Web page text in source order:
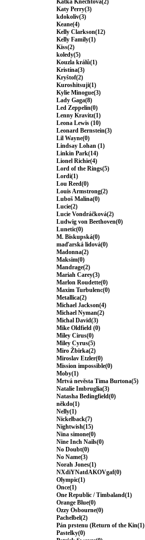
Katka Knechtová(2)
Katy Perry(3)
kdokoliv(3)
Keane(4)
Kelly Clarkson(12)
Kelly Family(1)
Kiss(2)
koledy(5)
Kouzla králů(1)
Kristína(3)
Kryštof(2)
Kuroshitsuji(1)
Kylie Minogue(3)
Lady Gaga(8)
Led Zeppelin(0)
Lenny Kravitz(1)
Leona Lewis (10)
Leonard Bernstein(3)
Lil Wayne(0)
Lindsay Lohan (1)
Linkin Park(14)
Lionel Richie(4)
Lord of the Rings(5)
Lordi(1)
Lou Reed(0)
Louis Armstrong(2)
Luboš Malina(0)
Lucie(2)
Lucie Vondráčková(2)
Ludwig von Beethoven(0)
Lunetic(0)
M. Biskupská(0)
maďarská lidová(0)
Madonna(2)
Maksim(0)
Mandrage(2)
Mariah Carey(3)
Marlon Roudette(0)
Maxim Turbulenc(0)
Metallica(2)
Michael Jackson(4)
Michael Nyman(2)
Michal David(3)
Mike Oldfield (0)
Miley Cirus(0)
Miley Cyrus(5)
Miro Žbirka(2)
Miroslav Etzler(0)
Mission impossible(0)
Moby(1)
Mrtvá nevěsta Tima Burtona(5)
Natalie Imbruglia(3)
Natasha Bedingfield(0)
někdo(1)
Nelly(1)
Nickelback(7)
Nightwish(15)
Nina simone(0)
Nine Inch Nails(0)
No Doubt(0)
No Name(3)
Norah Jones(1)
NXdiYNatdAKOVgaf(0)
Olympic(1)
Once(1)
One Republic / Timbaland(1)
Orange Blue(0)
Ozzy Osbourne(0)
Pachelbel(2)
Pán prstenu (Return of the Kin(1)
Pastelky(0)